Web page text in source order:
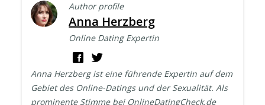
Author profile
Anna Herzberg
Online Dating Expertin
Anna Herzberg ist eine führende Expertin auf dem
Gebiet des Online-Datings und der Sexualität. Als
prominente Stimme bei OnlineDatingCheck.de